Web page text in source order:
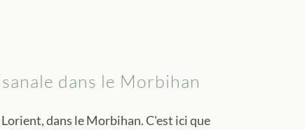
dans le Morbihan
dans le Morbihan. C'est ici que